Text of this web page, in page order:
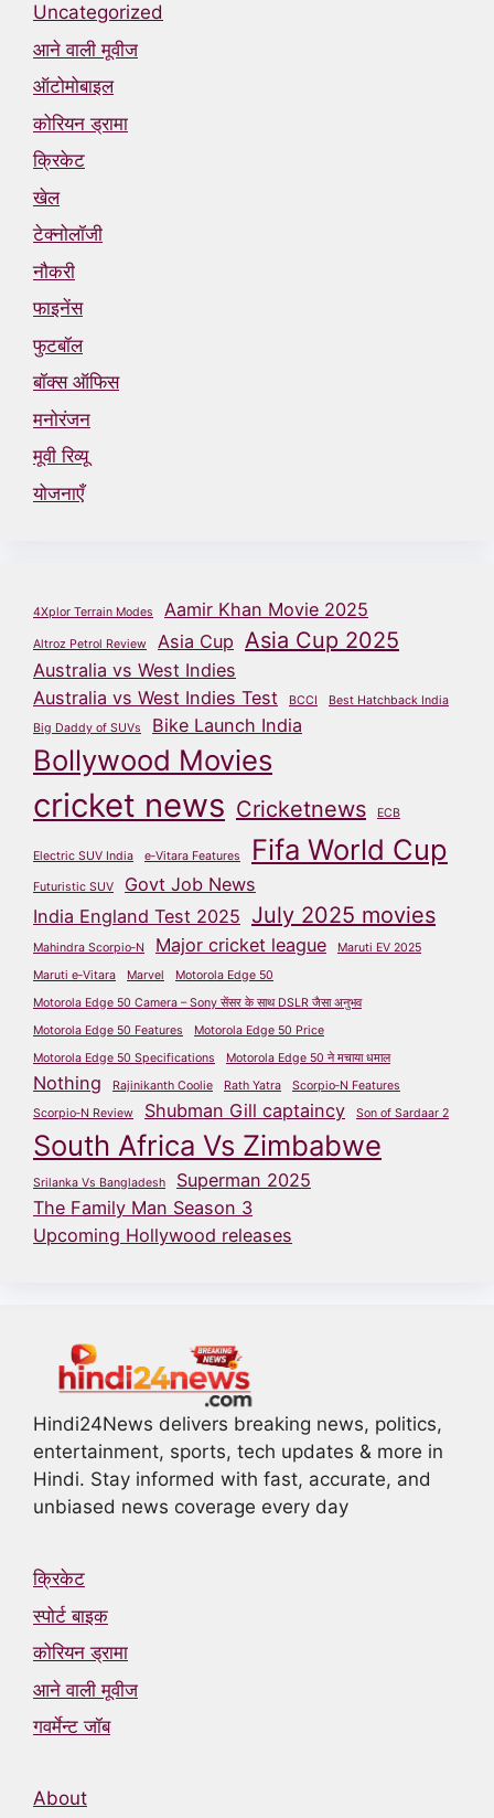
Uncategorized
आने वाली मूवीज
ऑटोमोबाइल
कोरियन ड्रामा
क्रिकेट
खेल
टेक्नोलॉजी
नौकरी
फाइनेंस
फुटबॉल
बॉक्स ऑफिस
मनोरंजन
मूवी रिव्यू
योजनाएँ
4Xplor Terrain Modes Aamir Khan Movie 2025
Altroz Petrol Review Asia Cup Asia Cup 2025
Australia vs West Indies
Australia vs West Indies Test
BCCI
Best Hatchback India
Big Daddy of SUVs
Bike Launch India
Bollywood Movies
cricket news Cricketnews ECB
Electric SUV India e‑Vitara Features Fifa World Cup
Futuristic SUV
Govt Job News
India England Test 2025 July 2025 movies
Mahindra Scorpio‑N Major cricket league
Maruti EV 2025
Maruti e‑Vitara
Marvel
Motorola Edge 50
Motorola Edge 50 Camera – Sony सेंसर के साथ DSLR जैसा अनुभव
Motorola Edge 50 Features
Motorola Edge 50 Price
Motorola Edge 50 Specifications
Motorola Edge 50 ने मचाया धमाल
Nothing Rajinikanth Coolie Rath Yatra
Scorpio‑N Features
Scorpio‑N Review
Shubman Gill captaincy Son of Sardaar 2
South Africa Vs Zimbabwe
Srilanka Vs Bangladesh
Superman 2025
The Family Man Season 3
Upcoming Hollywood releases
Hindi24News delivers breaking news, politics,
entertainment, sports, tech updates & more in
Hindi. Stay informed with fast, accurate, and
unbiased news coverage every day
क्रिकेट
स्पोर्ट बाइक
कोरियन ड्रामा
आने वाली मूवीज
गवर्मेन्ट जॉब
About